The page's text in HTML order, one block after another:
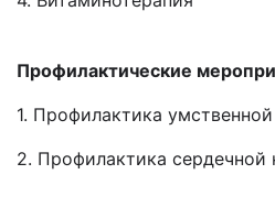
Профилактические
1. Профилактика
2. Профилактика сердечной